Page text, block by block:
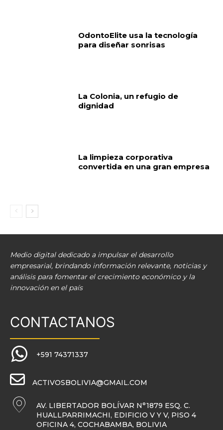
OdontoElite usa la tecnología
para diseñar sonrisas
La Colonia, un refugio de
dignidad
La limpieza corporativa
convertida en una gran empresa
Medio digital dedicado a impulsar el desarrollo
empresarial, brindando información relevante, noticias y
análisis para fomentar el crecimiento económico y la
innovación en el país
CONTACTANOS
+591 74371337
ACTIVOSBOLIVIA@GMAIL.COM
AV. LIBERTADOR BOLÍVAR N°1879 ESQ. C.
HUALLPARRIMACHI, EDIFICIO V Y V, PISO 4
OFICINA 4, COCHABAMBA, BOLIVIA